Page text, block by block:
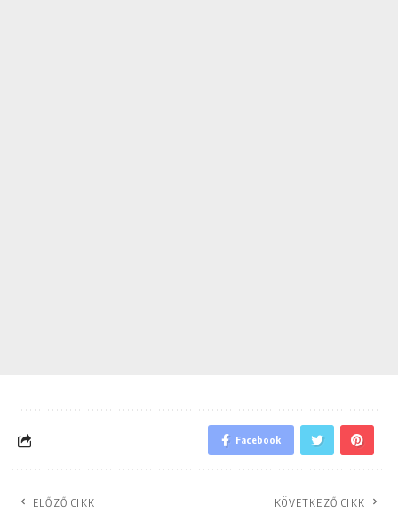
Facebook
ELŐZŐ CIKK KÖVETKEZŐ CIKK